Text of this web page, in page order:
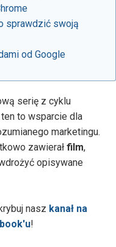
sprawdzić swoją
od Google
serię z cyklu
to wsparcie dla
marketingu.
zawierał film,
opisywane
nasz kanał na
!